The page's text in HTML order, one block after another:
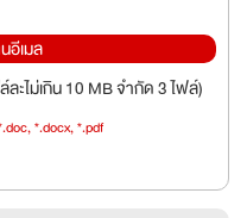
อีเมล
ะไม่เกิน 10 MB จำกัด 3 ไฟล์)
*.docx, *.pdf